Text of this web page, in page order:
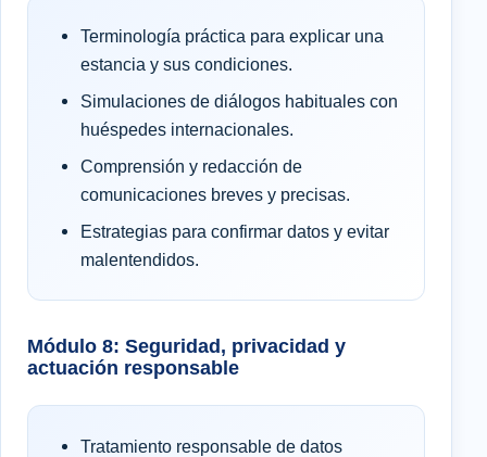
Terminología práctica para explicar una
estancia y sus condiciones.
Simulaciones de diálogos habituales con
huéspedes internacionales.
Comprensión y redacción de
comunicaciones breves y precisas.
Estrategias para confirmar datos y evitar
malentendidos.
Módulo 8: Seguridad, privacidad y
actuación responsable
Tratamiento responsable de datos